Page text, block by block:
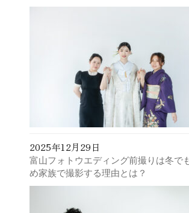
2025年12月29日
富山フォトウエディング前撮りは冬で
め家族で撮影する理由とは？